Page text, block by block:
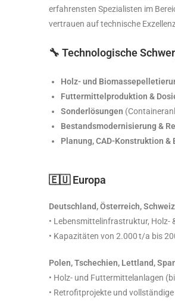
erfahrensten Spezialisten im
vertrauen auf technische
🔧 Technologische
Holz- und
Futtermittelproduktion &
Sonderlösungen
Bestandsmodernisierung &
Planung, CAD-Konstruktion &
🇪🇺 Europa
Deutschland, Österreich, Schweiz
• Lebensmittelinfrastruktur, Holz-
• Kapazitäten von 2.000 t/a bis
Polen, Tschechien, Lettland,
• Holz- und Futtermittelanlagen
• Retrofitprojekte und